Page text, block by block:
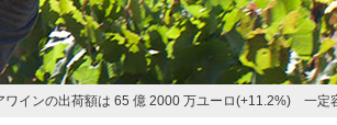
ワインの出荷額は 65 億 2000 万ユーロ(+11.2%) 一定